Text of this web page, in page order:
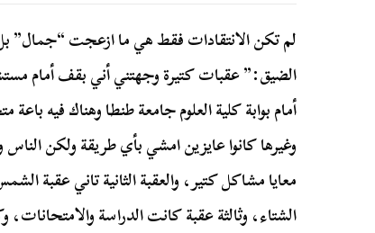
لم تكن الانتقادات فقط هي ما ازعجت “جمال”
الضيق:” عقبات كتيرة وجهتني أني بقف أمام
أمام بوابة كلية العلوم جامعة طنطا وهناك فيه
وغيرها كانوا عايزين امشي بأي طريقة ولكن الناس
معايا مشاكل كتير، والعقبة الثانية تاني عقبة
الشتاء، وثالثة عقبة كانت الدراسة